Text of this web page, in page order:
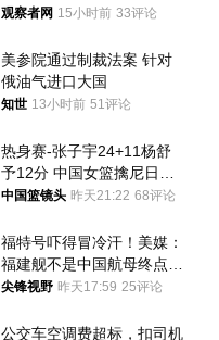
的决心
观察者网 15小时前 33评论
美参院通过制裁法案 针对
俄油气进口大国
知世 13小时前 51评论
热身赛-张子宇24+11杨舒
予12分 中国女篮擒尼日利
亚
中国篮镜头 昨天21:22 68评论
福特号吓得冒冷汗！美媒：
福建舰不是中国航母终点，
而是新起点！
尖锋视野 昨天17:59 25评论
公交车空调费超标，扣司机